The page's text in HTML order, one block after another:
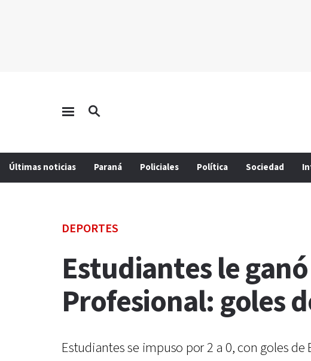
Últimas noticias Paraná Policiales Política Sociedad
DEPORTES
Estudiantes le
Profesional: goles
Estudiantes se impuso por 2 a 0, con goles